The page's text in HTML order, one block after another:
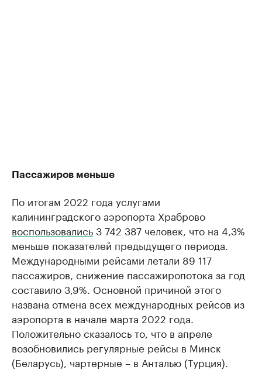
Пассажиров меньше
По итогам 2022 года услугами
калининградского аэропорта Храброво
воспользовались3 742 387 человек, что на 4,3%
меньше показателей предыдущего периода.
Международными рейсами летали 89 117
пассажиров, снижение пассажиропотока за год
составило 3,9%. Основной причиной этого
названа отмена всех международных рейсов из
аэропорта в начале марта 2022 года.
Положительно сказалось то, что в апреле
возобновились регулярные рейсы в Минск
(Беларусь), чартерные – в Анталью (Турция).